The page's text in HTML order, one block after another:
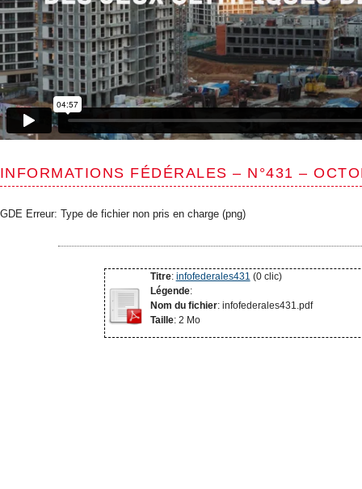
INFORMATIONS FÉDÉRALES – N°431 –
GDE Erreur: Type de fichier non pris en charge (png)
Titre: infofederales431 (0 clic)
Légende:
Nom du fichier: infofederales431.pdf
Taille: 2 Mo